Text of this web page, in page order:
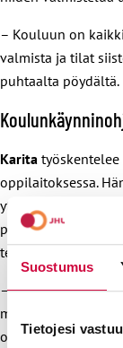
Suostumus
Tietojesi
– Kouluun on
valmista ja tilat
puhtaalta pöydältä.
Karita
oppilaitoksessa.
yto-tehtäviä
pajassa vielä pari
tehtäviään ajan
– Voi olla, että
muutamasta
onnistua juuri